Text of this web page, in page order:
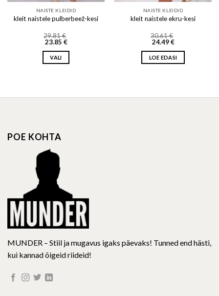
NAISTE KLEIDID
kleit naistele pulberbeež-kesi
29.81€
23.85 €
VALI
multiple
may
chosen
on
the
product
page
NAISTE KLEIDID
kleit naistele ekru-kesi
30.61€
24.49€
LOE EDASI
POE KOHTA
MUNDER – Stiil ja mugavus igaks päevaks! Tunned end hästi,
kui kannad õigeid riideid!